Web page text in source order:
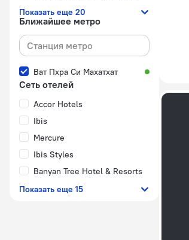
Показать еще 20
Ближайшее метро
Ват Пхра Си Махатхат
Сеть отелей
Accor Hotels
Ibis
Mercure
Ibis Styles
Banyan Tree Hotel & Resorts
Показать еще 15